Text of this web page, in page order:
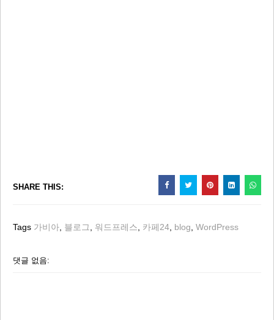
SHARE THIS:
Tags 가비아, 블로그, 워드프레스, 카페24, blog, WordPress
댓글 없음: